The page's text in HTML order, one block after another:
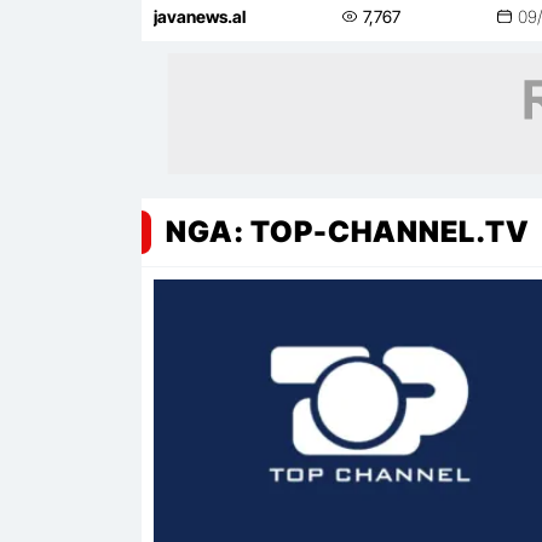
Ibrit!
javanews.al 7,767
NGA: TOP-CHANNEL.TV